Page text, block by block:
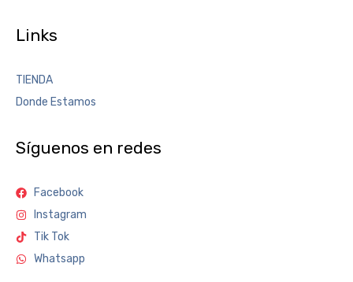
Links
TIENDA
Donde Estamos
Síguenos en redes
Facebook
Instagram
Tik Tok
Whatsapp